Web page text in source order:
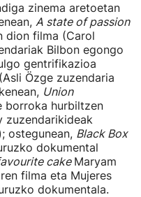
zinema aretoetan
A state of passion
dion filma (Carol
Bilbon egongo
gentrifikazioa
Özge zuzendaria
Union
borroka hurbiltzen
zuzendarikideak
ostegunean, Black Box
dokumental
cakeMaryam
filma eta Mujeres
dokumentala.